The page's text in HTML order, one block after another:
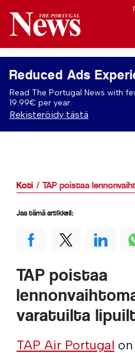
Reduced Ads
Read The Portugal News with
19.99€ per year.
Rekisteröidy tästä
Koti TAP poistaa
TAP poistaa
varatuilta
TAP Air Portugal
Jaa tämä artikkeli: